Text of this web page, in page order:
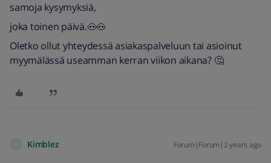
samoja kysymyksiä,
joka toinen päivä.🐽🐽
Oletko ollut yhteydessä asiakaspalveluun tai asioinut
myymälässä useamman kerran viikon aikana? 🤔
Kimblez Forum|Forum|2 years ago